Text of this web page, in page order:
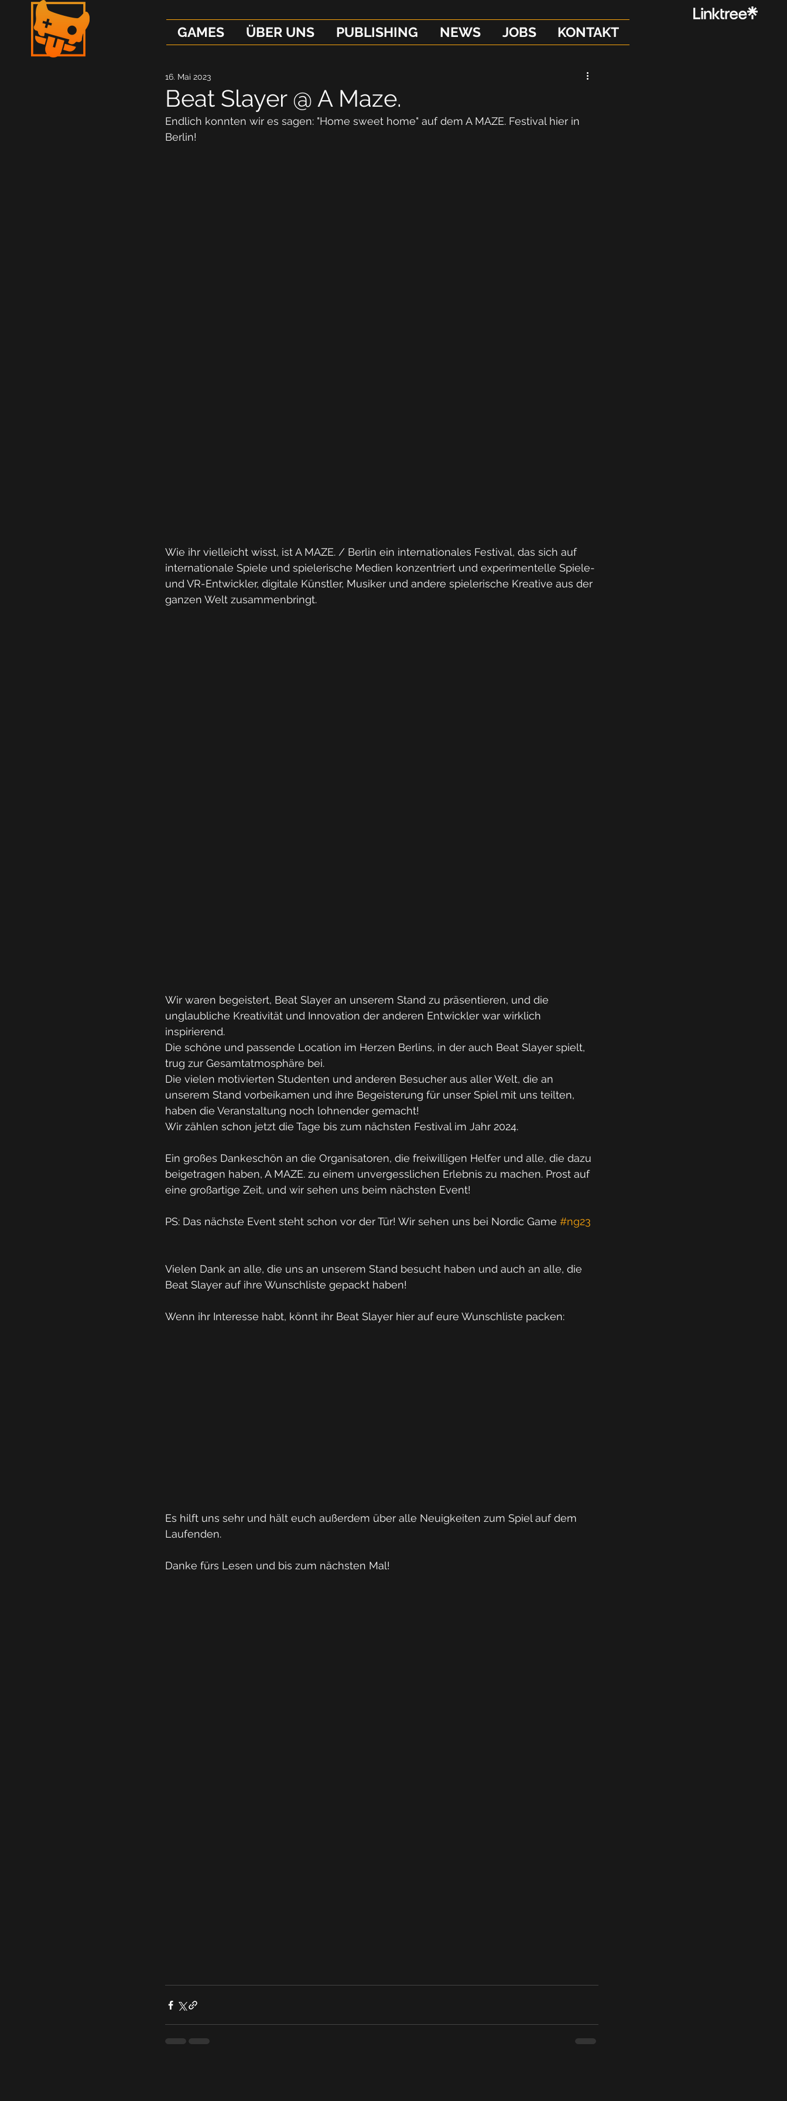
GAMES ÜBER UNS PUBLISHING NEWS JOBS KONTAKT
Beat Slayer @ A Maze.
16. Mai 2023
Endlich konnten wir es sagen: "Home sweet home" auf dem A MAZE. Festival hier in
Berlin!
Wie ihr vielleicht wisst, ist A MAZE. / Berlin ein internationales Festival, das sich auf
internationale Spiele und spielerische Medien konzentriert und experimentelle Spiele-
und VR-Entwickler, digitale Künstler, Musiker und andere spielerische Kreative aus der
ganzen Welt zusammenbringt.
Wir waren begeistert, Beat Slayer an unserem Stand zu präsentieren, und die
unglaubliche Kreativität und Innovation der anderen Entwickler war wirklich
inspirierend.
Die schöne und passende Location im Herzen Berlins, in der auch Beat Slayer spielt,
trug zur Gesamtatmosphäre bei.
Die vielen motivierten Studenten und anderen Besucher aus aller Welt, die an
unserem Stand vorbeikamen und ihre Begeisterung für unser Spiel mit uns teilten,
haben die Veranstaltung noch lohnender gemacht!
Wir zählen schon jetzt die Tage bis zum nächsten Festival im Jahr 2024.
Ein großes Dankeschön an die Organisatoren, die freiwilligen Helfer und alle, die dazu
beigetragen haben, A MAZE. zu einem unvergesslichen Erlebnis zu machen. Prost auf
eine großartige Zeit, und wir sehen uns beim nächsten Event!
PS: Das nächste Event steht schon vor der Tür! Wir sehen uns bei Nordic Game #ng23
Vielen Dank an alle, die uns an unserem Stand besucht haben und auch an alle, die
Beat Slayer auf ihre Wunschliste gepackt haben!
Wenn ihr Interesse habt, könnt ihr Beat Slayer hier auf eure Wunschliste packen:
Es hilft uns sehr und hält euch außerdem über alle Neuigkeiten zum Spiel auf dem
Laufenden.
Danke fürs Lesen und bis zum nächsten Mal!